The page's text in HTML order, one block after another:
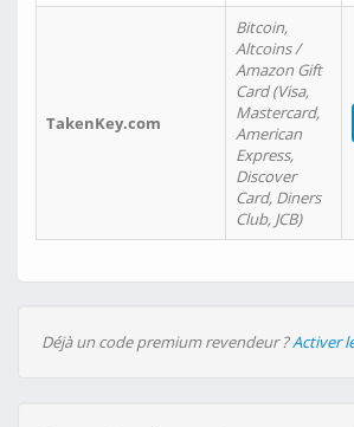
TakenKey.com
Bitcoin,
Altcoins /
Amazon Gift
Card (Visa,
Mastercard,
American
Express,
Discover
Card, Diners
Club, JCB)
Déjà un code premium revendeur ?Activer